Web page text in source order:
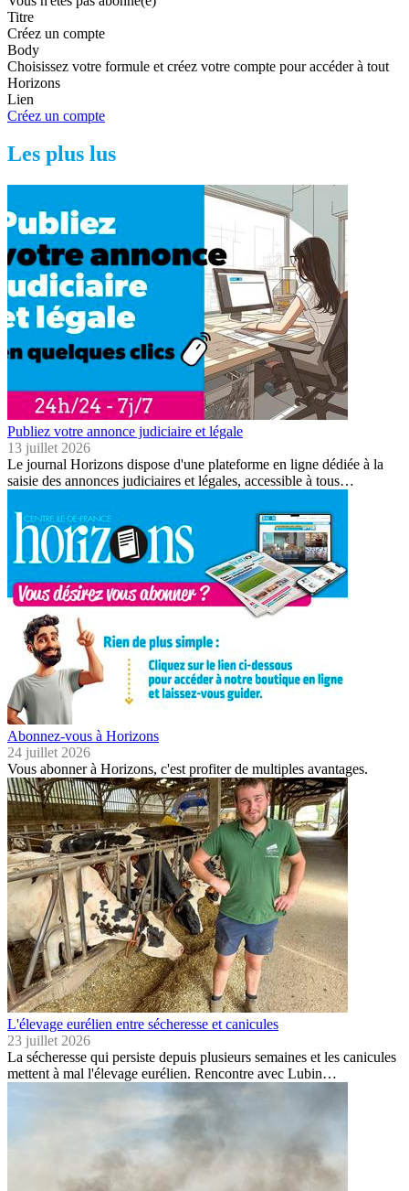
Titre
Créez un compte
Body
Choisissez votre formule et créez votre compte pour accéder à tout
Horizons
Lien
Créez un compte
Les plus lus
Publiez votre annonce judiciaire et légale
13 juillet 2026
Le journal Horizons dispose d'une plateforme en ligne dédiée à la
saisie des annonces judiciaires et légales, accessible à tous…
Abonnez-vous à Horizons
24 juillet 2026
Vous abonner à Horizons, c'est profiter de multiples avantages.
L'élevage eurélien entre sécheresse et canicules
23 juillet 2026
La sécheresse qui persiste depuis plusieurs semaines et les canicules
mettent à mal l'élevage eurélien. Rencontre avec Lubin…